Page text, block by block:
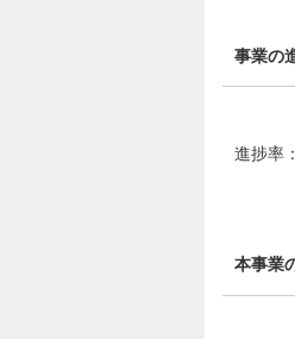
事業の
進捗率
本事業